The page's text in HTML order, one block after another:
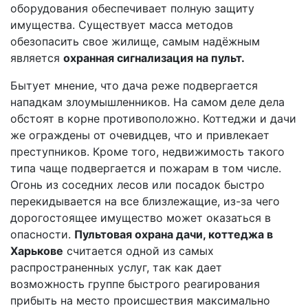
оборудования обеспечивает полную защиту
имущества. Существует масса методов
обезопасить свое жилище, самым надёжным
является охранная сигнализация на пульт.
Бытует мнение, что дача реже подвергается
нападкам злоумышленников. На самом деле дела
обстоят в корне противоположно. Коттеджи и дачи
же ограждены от очевидцев, что и привлекает
преступников. Кроме того, недвижимость такого
типа чаще подвергается и пожарам в том числе.
Огонь из соседних лесов или посадок быстро
перекидывается на все близлежащие, из-за чего
дорогостоящее имущество может оказаться в
опасности. Пультовая охрана дачи, коттеджа в
Харькове считается одной из самых
распространенных услуг, так как дает
возможность группе быстрого реагирования
прибыть на место происшествия максимально